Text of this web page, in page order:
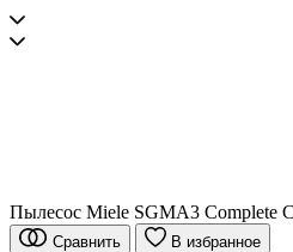
Пылесос Miele SGMA3 Complete
Сравнить В избранное